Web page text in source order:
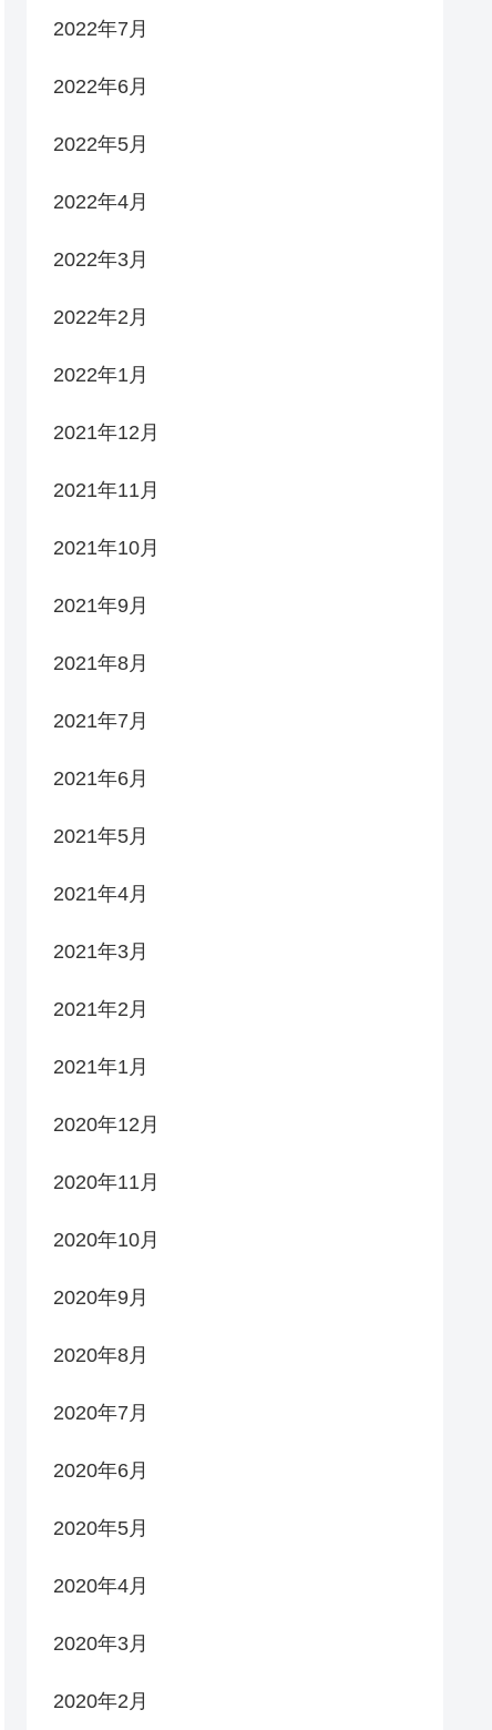
2022年7月
2022年6月
2022年5月
2022年4月
2022年3月
2022年2月
2022年1月
2021年12月
2021年11月
2021年10月
2021年9月
2021年8月
2021年7月
2021年6月
2021年5月
2021年4月
2021年3月
2021年2月
2021年1月
2020年12月
2020年11月
2020年10月
2020年9月
2020年8月
2020年7月
2020年6月
2020年5月
2020年4月
2020年3月
2020年2月